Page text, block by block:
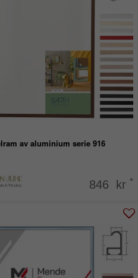
av aluminium serie 916
846 kr *